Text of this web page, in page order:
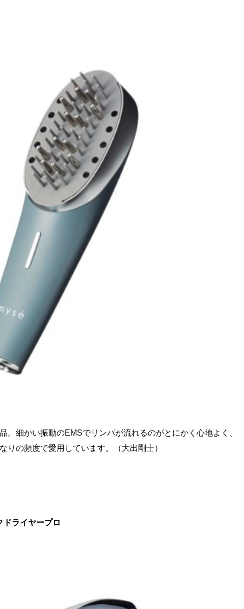
。細かい振動のEMSでリンパが流れるのがとにかく心地よく、
りの頻度で愛用しています。（大出剛士）
ライヤープロ